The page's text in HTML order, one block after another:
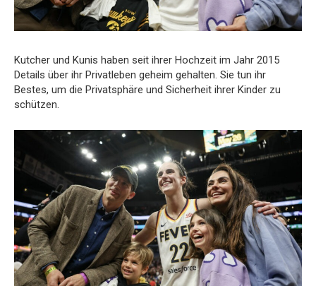
Kutcher und Kunis haben seit ihrer Hochzeit im Jahr 2015
Details über ihr Privatleben geheim gehalten. Sie tun ihr
Bestes, um die Privatsphäre und Sicherheit ihrer Kinder zu
schützen.